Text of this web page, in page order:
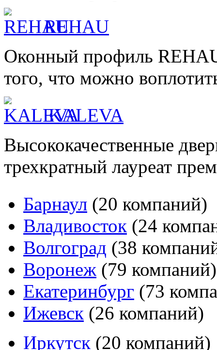
REHAU
Оконный профиль REHAU
того, что можно
KALEVA
Высококачественные
трехкратный лауреат
Барнаул (20 компаний)
Владивосток (24
Волгоград (38
Воронеж (79 компаний)
Екатеринбург (73
Ижевск (26 компаний)
Иркутск (20 компаний)